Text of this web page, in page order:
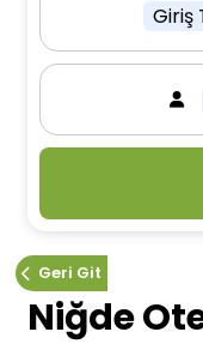
Giriş
Geri Git
Niğde